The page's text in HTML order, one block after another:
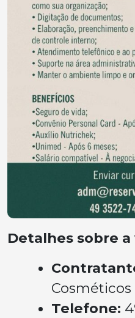
Detalhes sobre a
Cosméticos
Telefone: